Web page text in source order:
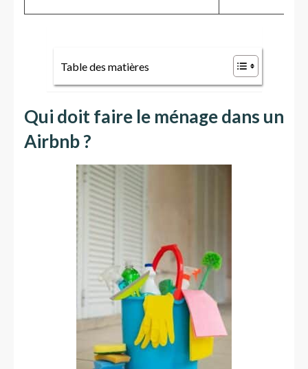
Table des matières
Qui doit faire le ménage dans un
Airbnb ?